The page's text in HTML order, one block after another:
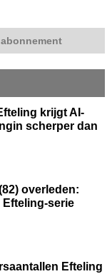
krijgt AI-
scherper dan
overleden:
serie
Efteling